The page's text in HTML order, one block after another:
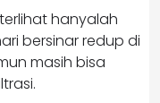
hanyalah
bersinar redup di
masih bisa